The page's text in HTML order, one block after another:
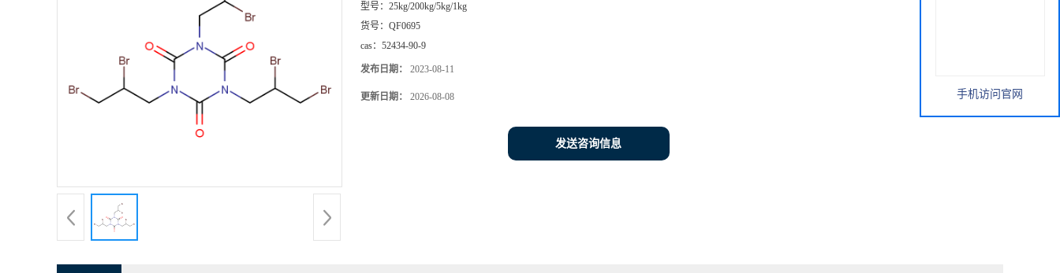
型号： 25kg/200kg/5kg/1kg
货号： QF0695
cas： 52434-90-9
发布日期： 2023-08-11
更新日期： 2026-08-08
发送咨询信息
手机访问官网